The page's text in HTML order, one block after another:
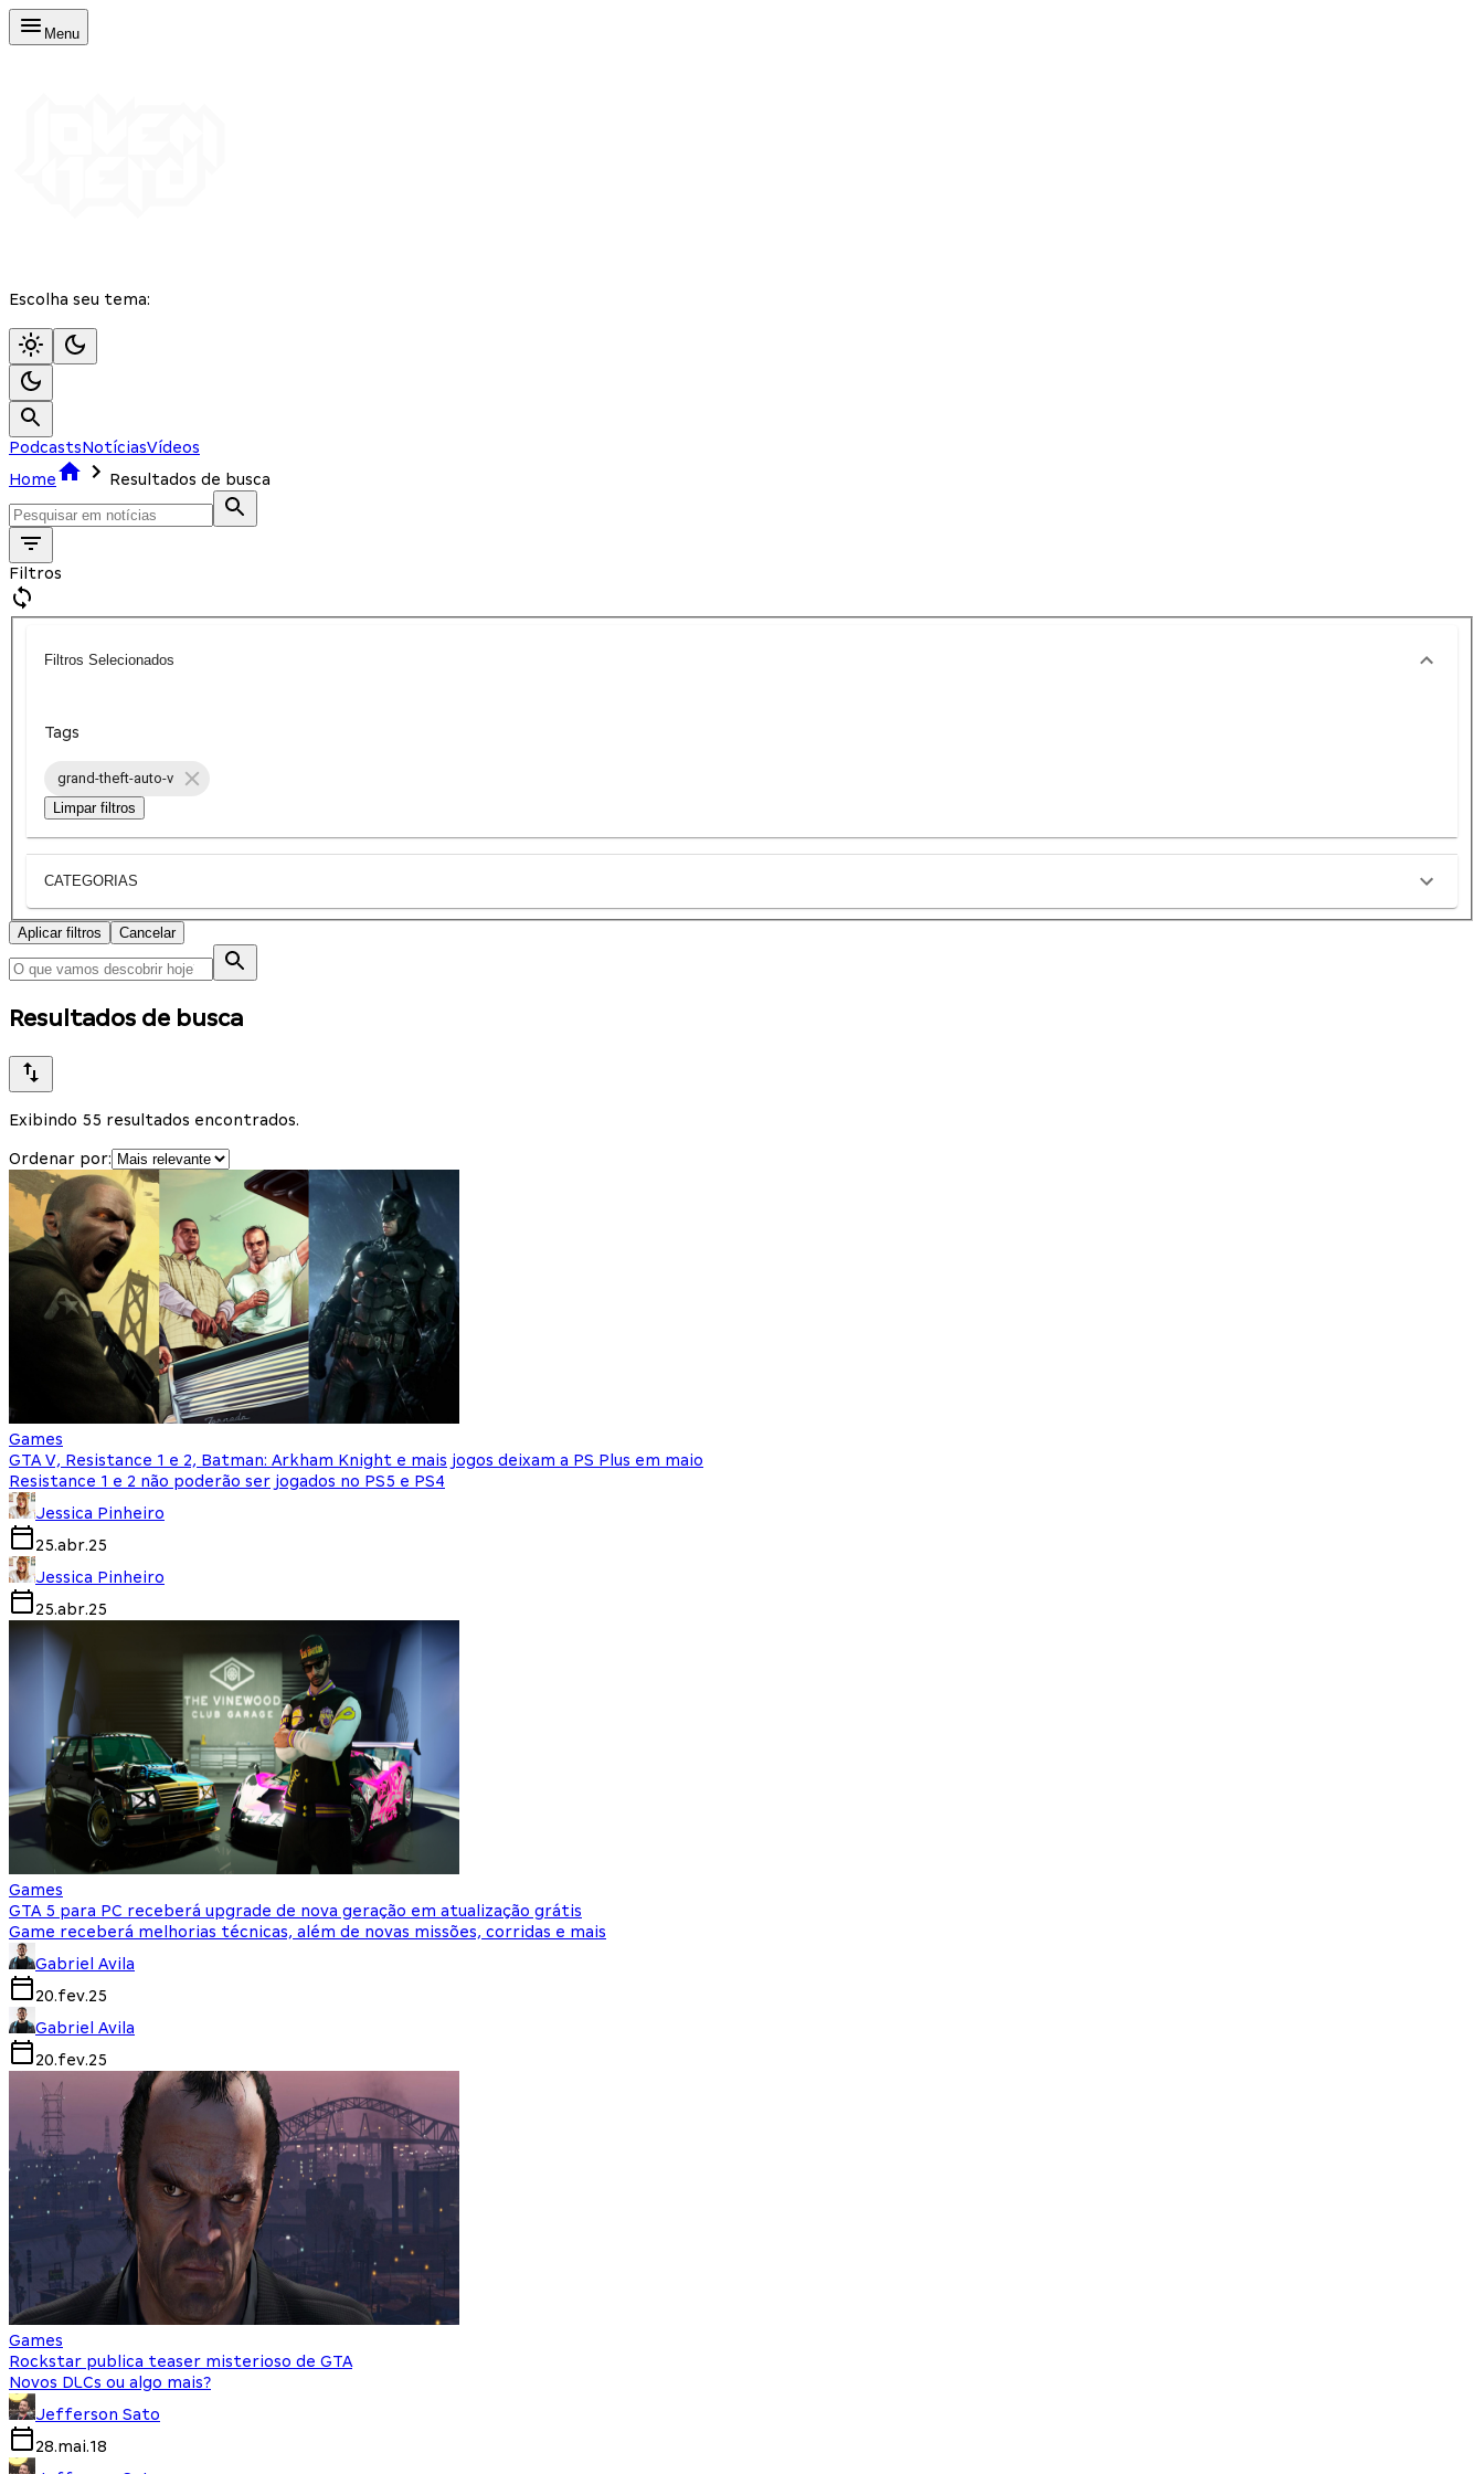
Menu
Escolha seu tema:
PodcastsNotíciasVídeos
Home
Resultados de busca
Filtros
Filtros Selecionados
Tags
grand-theft-auto-v
Limpar filtros
CATEGORIAS
Aplicar filtros Cancelar
Resultados de busca
Exibindo 55 resultados encontrados.
Ordenar por:
Games
GTA V, Resistance 1 e 2, Batman: Arkham Knight e mais jogos deixam a PS Plus em maio
Resistance 1 e 2 não poderão ser jogados no PS5 e PS4
Jessica Pinheiro
25.abr.25
Jessica Pinheiro
25.abr.25
Games
GTA 5 para PC receberá upgrade de nova geração em atualização grátis
Game receberá melhorias técnicas, além de novas missões, corridas e mais
Gabriel Avila
20.fev.25
Gabriel Avila
20.fev.25
Games
Rockstar publica teaser misterioso de GTA
Novos DLCs ou algo mais?
Jefferson Sato
28.mai.18